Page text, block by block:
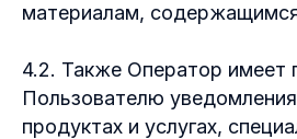
материалам,
4.2. Также Оператор имеет
Пользователю
продуктах и услугах,